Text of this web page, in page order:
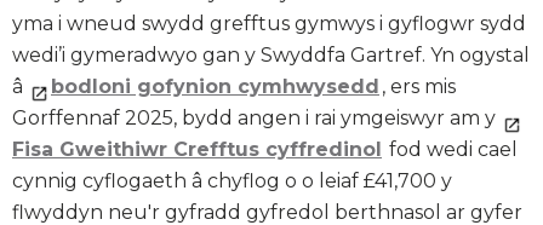
yma i wneud swydd grefftus gymwys i gyflogwr sydd
wedi’i gymeradwyo gan y Swyddfa Gartref. Yn ogystal
â
bodloni gofynion cymhwysedd , ers mis
Gorffennaf 2025, bydd angen i rai ymgeiswyr am y
Fisa Gweithiwr Crefftus cyffredinol fod wedi cael
cynnig cyflogaeth â chyflog o o leiaf £41,700 y
flwyddyn neu'r gyfradd gyfredol berthnasol ar gyfer